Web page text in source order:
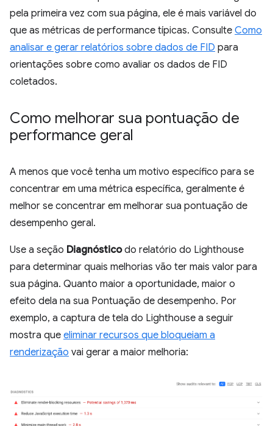
pela primeira vez com sua página, ele é mais variável do
que as métricas de performance típicas. Consulte Como
analisar e gerar relatórios sobre dados de FID para
orientações sobre como avaliar os dados de FID
coletados.
Como melhorar sua pontuação de
performance geral
A menos que você tenha um motivo específico para se
concentrar em uma métrica específica, geralmente é
melhor se concentrar em melhorar sua pontuação de
desempenho geral.
Use a seção Diagnósticodo relatório do Lighthouse
para determinar quais melhorias vão ter mais valor para
sua página. Quanto maior a oportunidade, maior o
efeito dela na sua Pontuação de desempenho. Por
exemplo, a captura de tela do Lighthouse a seguir
mostra que eliminar recursos que bloqueiam a
renderização vai gerar a maior melhoria: